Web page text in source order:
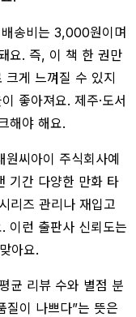
송비는 3,000원이며
요. 즉, 이 책 한 권만
크게 느껴질 수 있지
좋아져요. 제주·도서
해야 해요.
씨아이 주식회사예
기간 다양한 만화 타
리즈 관리나 재입고
이런 출판사 신뢰도는
아요.
균 리뷰 수와 별점 분
질이 나쁘다”는 뜻은